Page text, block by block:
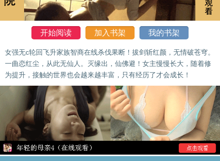
开始阅读 加入书架 我的书架
女强无c轮回飞升家族智商在线杀伐果断！拔剑斩红颜，无情破苍穹。
一曲恋红尘，从此无仙人。灭缘出，仙佛避！女主慢慢长大，随着修
为提升，接触的世界也会越来越丰富，只有经历了才会成长！